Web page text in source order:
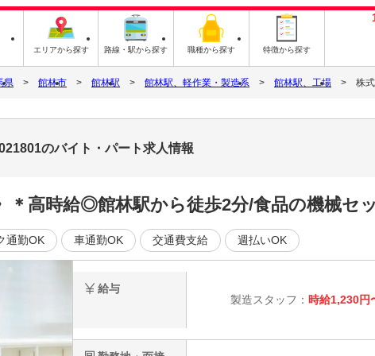
エリアから探す 路線・駅から探す 職種から探す 特徴から探す
県 館林市 館林駅 館林駅、軽作業・製造系 館林駅、工場 株
のバイト・パート求人情報
＊高時給◎館林駅から徒歩2分/食品の機械セ
通勤OK 車通勤OK 交通費支給 週払いOK
給与
製造スタッフ： 時給1,230円